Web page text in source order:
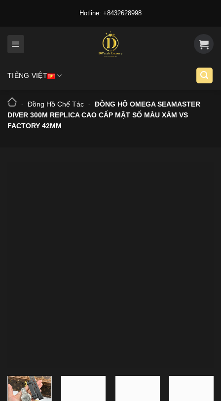
Hotline: +8432628998
TIẾNG VIỆT
- Đồng Hồ Chế Tác - ĐỒNG HÔ OMEGA SEAMASTER
DIVER 300M REPLICA CAO CẤP MẶT SỐ MÀU XÁM VS
FACTORY 42MM